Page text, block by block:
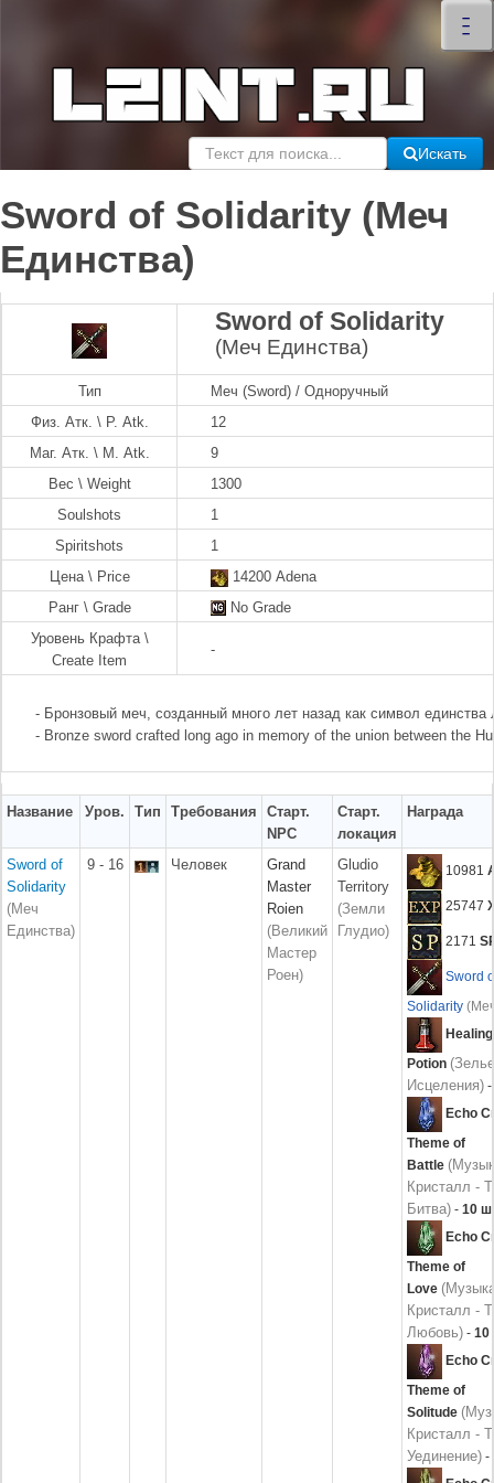
–
–
–
×
Искать
Sword of Solidarity (Меч
Единства)
Sword of Solidarity
(Меч Единства)
Тип
Меч (Sword) / Одноручный
Физ. Атк. \ P. Atk.
12
Маг. Атк. \ M. Atk.
9
Вес \ Weight
1300
Soulshots
1
Spiritshots
1
Цена \ Price
14200 Adena
Ранг \ Grade
No Grade
Уровень Крафта \
Create Item
-
- Бронзовый меч, созданный много лет назад как символ
- Bronze sword crafted long ago in memory of the union between the
Название Уров. Тип Требования
Старт.
NPC
Старт.
локация
Награда
Sword of
Solidarity
(Меч
Единства)
9 - 16 Человек
Grand
Master
Roien
(Великий
Мастер
Роен)
Gludio
Territory
(Земли
Глудио)
10981
25747
2171
Sword
Solidarity
Healing
Potion (Зелье
Исцеления) -
Echo
Theme of
Battle
Кристалл -
Битва) - 10
Echo
Theme of
Love
Кристалл -
Любовь) - 10
Echo
Theme of
Solitude
Кристалл -
Уединение) -